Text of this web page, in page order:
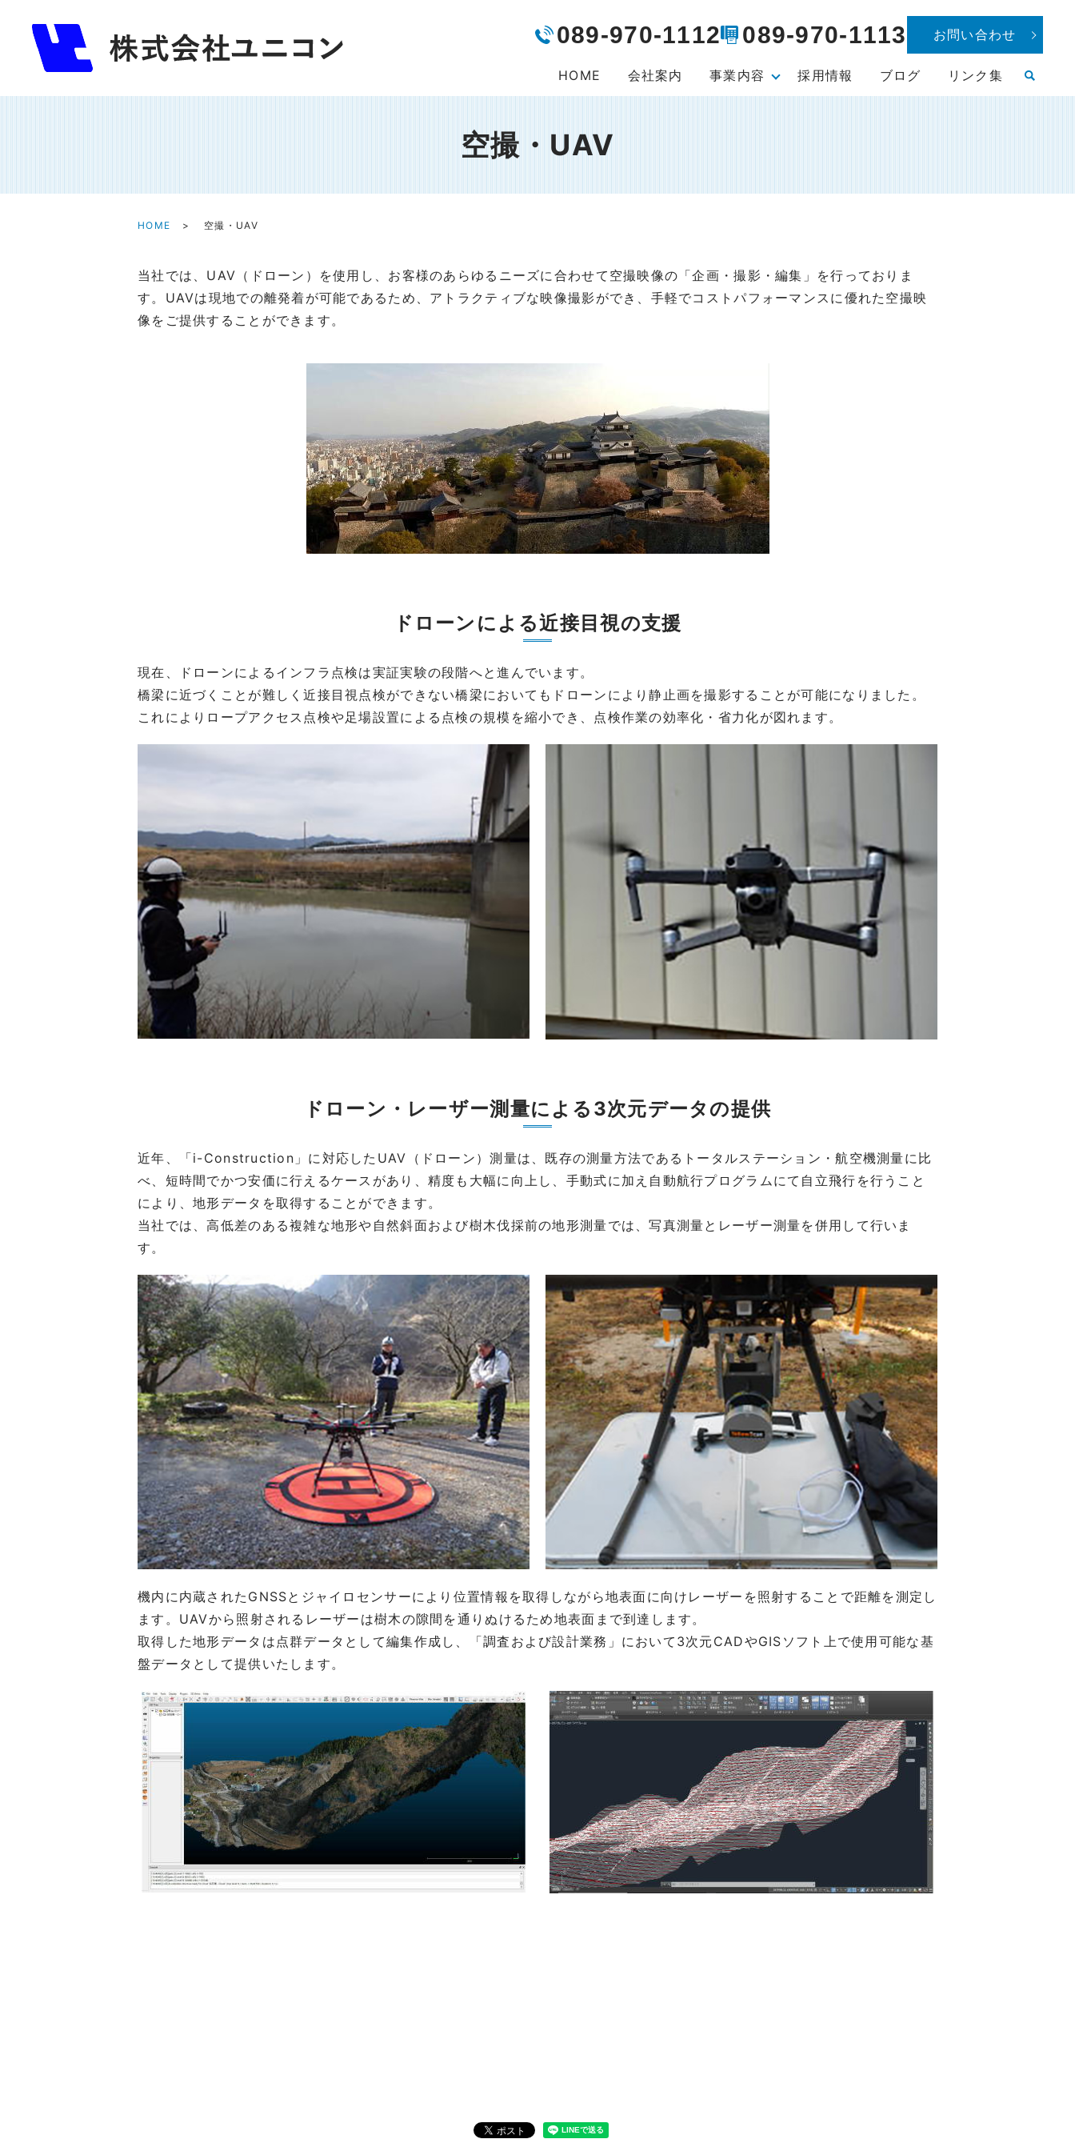
089-970-1112 089-970-1113 お問い合わせ
HOME 会社案内 事業内容 採用情報 ブログ リンク集
空撮・UAV
HOME 空撮・UAV
当社では、UAV（ドローン）を使用し、お客様のあらゆるニーズに合わせて空撮映像の「企画・撮影・編集」を行っておりま
す。UAVは現地での離発着が可能であるため、アトラクティブな映像撮影ができ、手軽でコストパフォーマンスに優れた空撮映
像をご提供することができます。
ドローンによる近接目視の支援
現在、ドローンによるインフラ点検は実証実験の段階へと進んでいます。
橋梁に近づくことが難しく近接目視点検ができない橋梁においてもドローンにより静止画を撮影することが可能になりました。
これによりロープアクセス点検や足場設置による点検の規模を縮小でき、点検作業の効率化・省力化が図れます。
ドローン・レーザー測量による3次元データの提供
近年、「i-Construction」に対応したUAV（ドローン）測量は、既存の測量方法であるトータルステーション・航空機測量に比
べ、短時間でかつ安価に行えるケースがあり、精度も大幅に向上し、手動式に加え自動航行プログラムにて自立飛行を行うこと
により、地形データを取得することができます。
当社では、高低差のある複雑な地形や自然斜面および樹木伐採前の地形測量では、写真測量とレーザー測量を併用して行いま
す。
機内に内蔵されたGNSSとジャイロセンサーにより位置情報を取得しながら地表面に向けレーザーを照射することで距離を測定し
ます。UAVから照射されるレーザーは樹木の隙間を通りぬけるため地表面まで到達します。
取得した地形データは点群データとして編集作成し、「調査および設計業務」において3次元CADやGISソフト上で使用可能な基
盤データとして提供いたします。